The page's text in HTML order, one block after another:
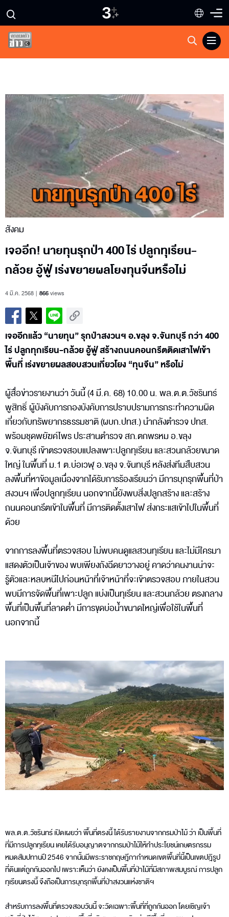
สังคม
เจออีก! นายทุนรุกป่า 400 ไร่ ปลูกทุเรียน-
กล้วย อู้ฟู่ เร่งขยายผลโยงทุนจีนหรือไม่
4 มี.ค. 2568 866views
เจออีกแล้ว “นายทุน” รุกป่าสงวนฯ อ.ขลุง จ.จันทบุรี กว่า 400
ไร่ ปลูกทุกเรียน-กล้วย อู้ฟู่ สร้างถนนคอนกรีตติดเสาไฟเข้า
พื้นที่ เร่งขยายผลสอบสวนเกี่ยวโยง “ทุนจีน” หรือไม่
ผู้สื่อข่าวรายงานว่า วันนี้ (4 มี.ค. 68) 10.00 น. พล.ต.ต.วัชรินทร์
พูสิทธิ์ ผู้บังคับการกองบังคับการปราบปรามการกระทำความผิด
เกี่ยวกับทรัพยากรธรรมชาติ (ผบก.ปทส.) นำกลังตำรวจ ปทส.
พร้อมชุดพยัฆค์ไพร ประสานตำรวจ สภ.ตกพรหม อ.ขลุง
จ.จันทบุรี เข้าตรวจสอบแปลงเพาะปลูกทุเรียน และสวนกล้วยขนาด
ใหญ่ ในพื้นที่ ม.1 ต.บ่อเวฬุ อ.ขลุง จ.จันทบุรี หลังส่งทีมสืบสวน
ลงพื้นที่หาข้อมูลเนื่องจากได้รับการร้องเรียนว่า มีการบุกรุกพื้นที่ป่า
สงวนฯ เพื่อปลูกทุเรียน นอกจากนี้ยังพบสิ่งปลูกสร้าง และสร้าง
ถนนคอนกรีตเข้าในพื้นที่ มีการติดตั้งเสาไฟ ส่งกระแสเข้าไปในพื้นที่
ด้วย
จากการลงพื้นที่ตรวจสอบ ไม่พบคนดูแลสวนทุเรียน และไม่มีใครมา
แสดงตัวเป็นเจ้าของ พบเพียงถังฉีดยาวางอยู่ คาดว่าคนงานน่าจะ
รู้ตัวและหลบหนีไปก่อนหน้าที่เจ้าหน้าที่จะเข้าตรวจสอบ ภายในสวน
พบมีการจัดพื้นที่เพาะปลูก แบ่งเป็นทุเรียน และสวนกล้วย ตรงกลาง
พื้นที่เป็นพื้นที่ลาดต่ำ มีการขุดบ่อน้ำขนาดใหญ่เพื่อใช้ในพื้นที่
นอกจากนี้
พล.ต.ต.วัชรินทร์ เปิดเผยว่า พื้นที่ตรงนี้ ได้รับรายงานจากกรมป่าไม้ ว่า เป็นพื้นที่
ที่มีการปลูกทุเรียน เคยได้รับอนุญาตจากกรมป่าไม้ให้ทำประโยชน์เกษตรกรรม
หมดสัมปทานปี 2546 จากนั้นมีพระราชกฤษฎีกากำหนดเขตพื้นที่นี้เป็นเขตปฎิรูป
ที่ดินแต่ถูกกันออกไป เพราะเห็นว่า ยังคงเป็นพื้นที่ป่าไม้ที่มีสภาพสมบูรณ์ การปลูก
ทุเรียนตรงนี้ จึงถือเป็นการบุกรุกพื้นที่ป่าสงวนแห่งชาติฯ
สำหรับการลงพื้นที่ตรวจสอบวันนี้ จะวัดเฉพาะพื้นที่ที่ถูกกันออก โดยเชิญเจ้า